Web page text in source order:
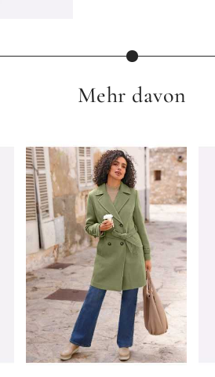
Aniston PLUS Kurzmantel in ausdrucksvollem Karo-Dessin - NEUE KOLLEKTION
4.8★★ ★ ★ 14) 160,99 €
ZUOTTO
Mehr davon